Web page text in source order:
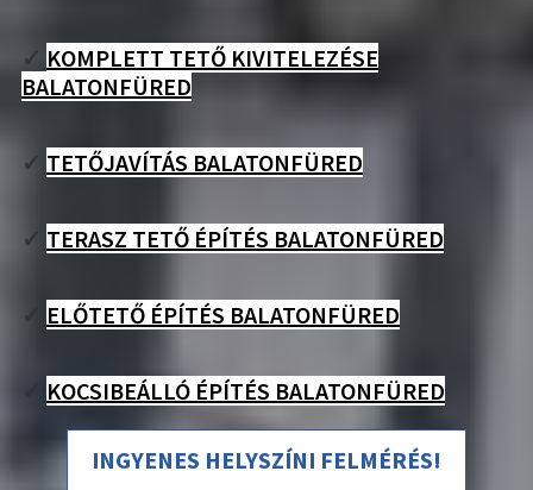
✓ KOMPLETT TETŐ KIVITELEZÉSE
BALATONFÜRED
✓ TETŐJAVÍTÁS BALATONFÜRED
✓ TERASZ TETŐ ÉPÍTÉS BALATONFÜRED
✓ ELŐTETŐ ÉPÍTÉS BALATONFÜRED
✓ KOCSIBEÁLLÓ ÉPÍTÉS BALATONFÜRED
INGYENES HELYSZÍNI FELMÉRÉS!